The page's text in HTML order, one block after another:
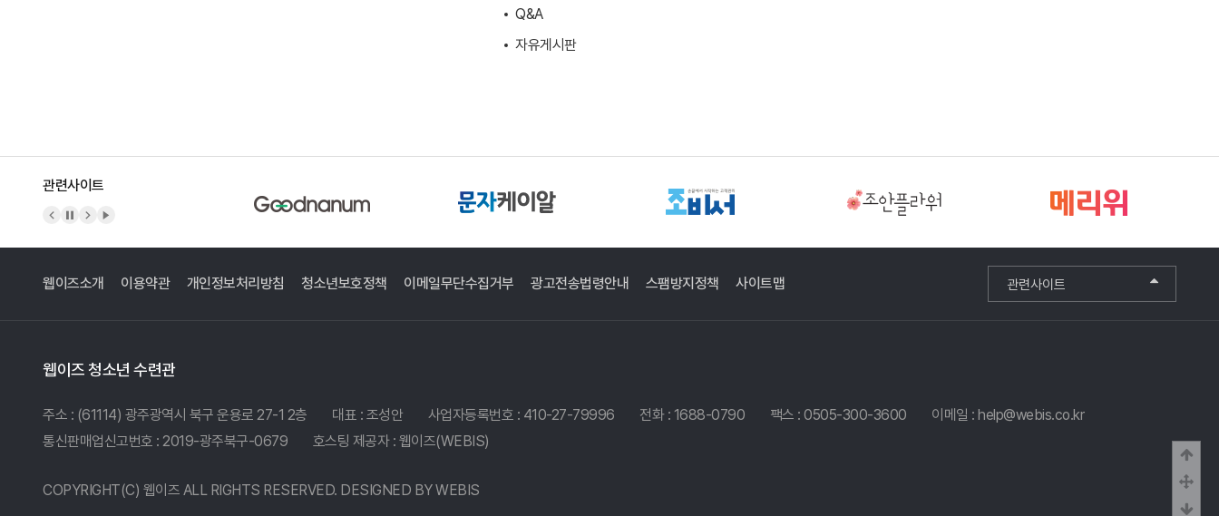
Q&A
자유게시판
관련사이트
이전 배너
배너 정지
다음 배너
배너 재생
웹이즈소개 이용약관 개인정보처리방침 청소년보호정책 이메일무단수집거부 광고전송법령안내 스팸방지정책 사이트맵 관련사이트
웹이즈 청소년 수련관
주소 : (61114) 광주광역시 북구 운용로 27-1 2층 대표 : 조성안 사업자등록번호 : 410-27-79996 전화 : 1688-0790 팩스 : 0505-300-3600
이메일 : help@webis.co.kr
통신판매업신고번호 : 2019-광주북구-0679
호스팅 제공자 : 웹이즈(WEBIS)
COPYRIGHT(C) 웹이즈 ALL RIGHTS RESERVED. DESIGNED BYWEBIS
상
중
하